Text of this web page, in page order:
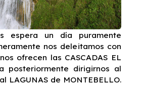
espera un día puramente
nos deleitamos con
ofrecen las CASCADAS EL
posteriormente dirigirnos al
LAGUNAS de MONTEBELLO.